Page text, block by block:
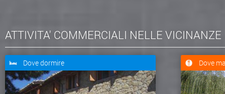
ATTIVITA' COMMERCIALI NELLE VICINANZE
Dove dormire Dove